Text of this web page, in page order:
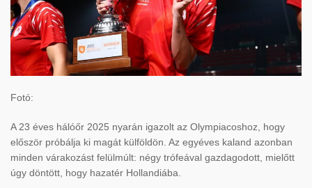
Fotó:
A 23 éves hálóőr 2025 nyarán igazolt az Olympiacoshoz, hogy
először próbálja ki magát külföldön. Az egyéves kaland azonban
minden várakozást felülmúlt: négy trófeával gazdagodott, mielőtt
úgy döntött, hogy hazatér Hollandiába.